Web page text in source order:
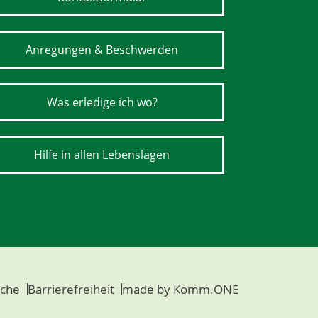
Anregungen & Beschwerden
Was erledige ich wo?
Hilfe in allen Lebenslagen
Barrierefreiheit made by Komm.ONE